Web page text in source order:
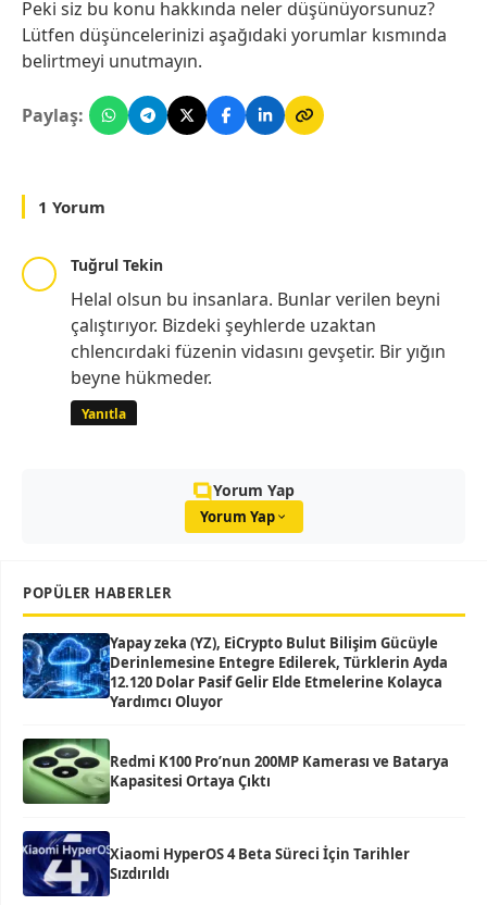
Peki siz bu konu hakkında neler düşünüyorsunuz?
Lütfen düşüncelerinizi aşağıdaki yorumlar kısmında
belirtmeyi unutmayın.
Paylaş:
1 Yorum
Tuğrul Tekin
Helal olsun bu insanlara. Bunlar verilen beyni
çalıştırıyor. Bizdeki şeyhlerde uzaktan
chlencırdaki füzenin vidasını gevşetir. Bir yığın
beyne hükmeder.
Yanıtla
Yorum Yap
Yorum Yap
POPÜLER HABERLER
Yapay zeka (YZ), EiCrypto Bulut Bilişim Gücüyle
Derinlemesine Entegre Edilerek, Türklerin Ayda
12.120 Dolar Pasif Gelir Elde Etmelerine Kolayca
Yardımcı Oluyor
Redmi K100 Pro’nun 200MP Kamerası ve Batarya
Kapasitesi Ortaya Çıktı
Xiaomi HyperOS 4 Beta Süreci İçin Tarihler
Sızdırıldı